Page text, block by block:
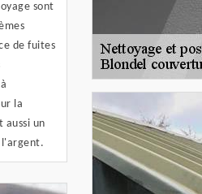
sont
de fuites
la
un
l'argent.